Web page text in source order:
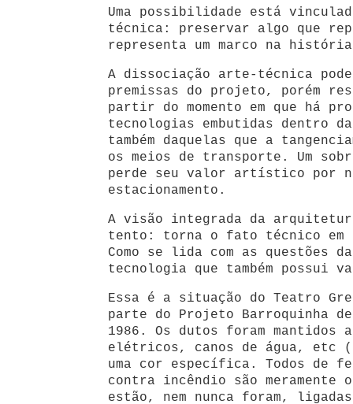
Uma possibilidade está
técnica: preservar algo que
representa um marco na
A dissociação arte-técnica
premissas do projeto, porém
partir do momento em que há
tecnologias embutidas dentro
também daquelas que a
os meios de transporte. Um
perde seu valor artístico por
estacionamento.
A visão integrada da
tento: torna o fato técnico em
Como se lida com as questões
tecnologia que também possui
Essa é a situação do Teatro
parte do Projeto Barroquinha
1986. Os dutos foram mantidos
elétricos, canos de água, etc
uma cor específica. Todos de
contra incêndio são meramente
estão, nem nunca foram,